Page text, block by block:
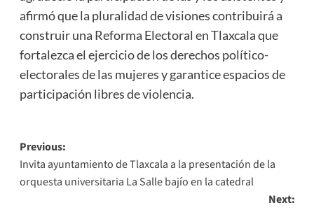
afirmó que la pluralidad de visiones contribuirá a
construir una Reforma Electoral en Tlaxcala que
fortalezca el ejercicio de los derechos político-
electorales de las mujeres y garantice espacios de
participación libres de violencia.
Post
navigation
Previous:
Invita ayuntamiento de Tlaxcala a la presentación de la
orquesta universitaria La Salle bajío en la catedral
Next: